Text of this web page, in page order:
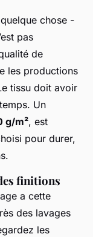
chose -
pas
de
les productions
tissu doit avoir
Un
g/m², est
pour durer,
finitions
a cette
des lavages
les